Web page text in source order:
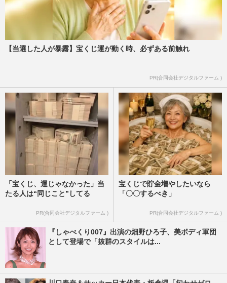
【当選した人が暴露】宝くじ運が動く時、必ずある前触れ
PR(合同会社デジタルファーム )
「宝くじ、運じゃなかった」当
たる人は“同じこと”してる
PR(合同会社デジタルファーム )
宝くじで貯金増やしたいなら
「〇〇するべき」
PR(合同会社デジタルファーム )
『しゃべくり007』出演の畑野ひろ子、美ボディ軍団
として登場で「抜群のスタイルは...